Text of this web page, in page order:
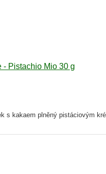
- Pistachio Mio 30 g
s kakaem plněný pistáciovým